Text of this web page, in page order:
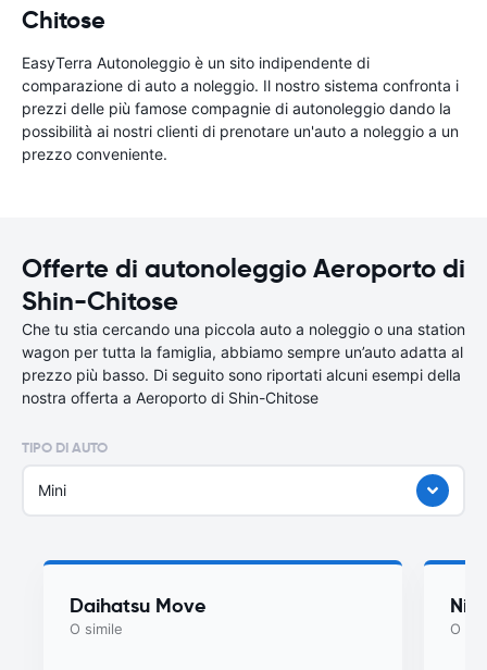
Chitose
EasyTerra Autonoleggio è un sito indipendente di
comparazione di auto a noleggio. Il nostro sistema confronta i
prezzi delle più famose compagnie di autonoleggio dando la
possibilità ai nostri clienti di prenotare un'auto a noleggio a un
prezzo conveniente.
Offerte di autonoleggio Aeroporto di
Shin-Chitose
Che tu stia cercando una piccola auto a noleggio o una station
wagon per tutta la famiglia, abbiamo sempre un’auto adatta al
prezzo più basso. Di seguito sono riportati alcuni esempi della
nostra offerta a Aeroporto di Shin-Chitose
TIPO DI AUTO
Mini
Daihatsu Move
O simile O